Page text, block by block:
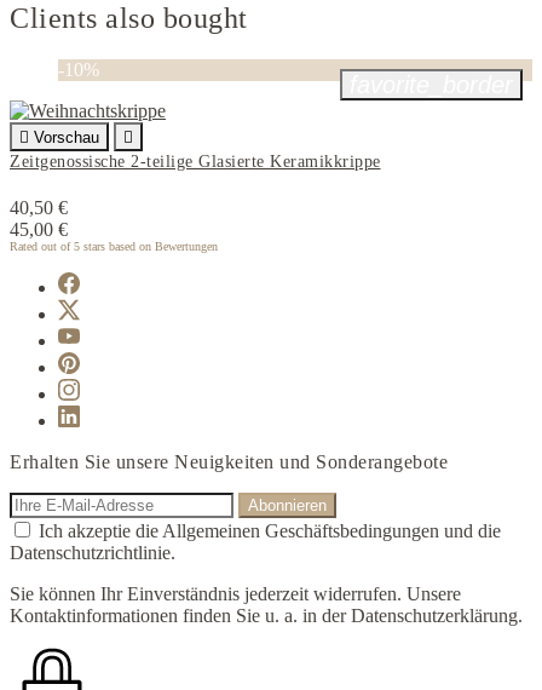
Clients also bought
-10%
 Vorschau

Zeitgenossische 2-teilige Glasierte Keramikkrippe
40,50 €
45,00 €
Rated out of 5 stars based on Bewertungen
Erhalten Sie unsere Neuigkeiten und Sonderangebote
Ich akzeptie die Allgemeinen Geschäftsbedingungen und die
Datenschutzrichtlinie.
Sie können Ihr Einverständnis jederzeit widerrufen. Unsere
Kontaktinformationen finden Sie u. a. in der Datenschutzerklärung.